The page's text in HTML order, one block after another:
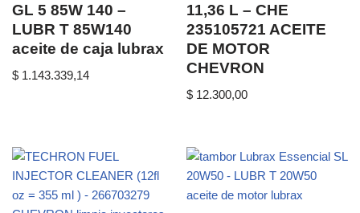
GL 5 85W 140 –
LUBR T 85W140
aceite de caja lubrax
$ 1.143.339,14
11,36 L – CHE
235105721 ACEITE
DE MOTOR
CHEVRON
$ 12.300,00